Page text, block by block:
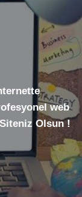
web
Olsun !